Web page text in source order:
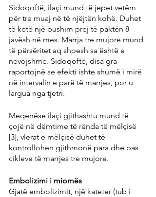
Sidoqoftë, ilaçi mund të jepet vetëm
për tre muaj në të njëjtën kohë. Duhet
të ketë një pushim prej të paktën 8
javësh në mes. Marrja tre mujore mund
të përsëritet aq shpesh sa është e
nevojshme. Sidoqoftë, disa gra
raportojnë se efekti ishte shumë i mirë
në intervalin e parë të marrjes, por u
largua nga tjetri.
Meqenëse ilaçi gjithashtu mund të
çojë në dëmtime të rënda të mëlçisë
[3], vlerat e mëlçisë duhet të
kontrollohen gjithmonë para dhe pas
cikleve të marrjes tre mujore.
Embolizimi i miomës
Gjatë embolizimit, një kateter (tub i